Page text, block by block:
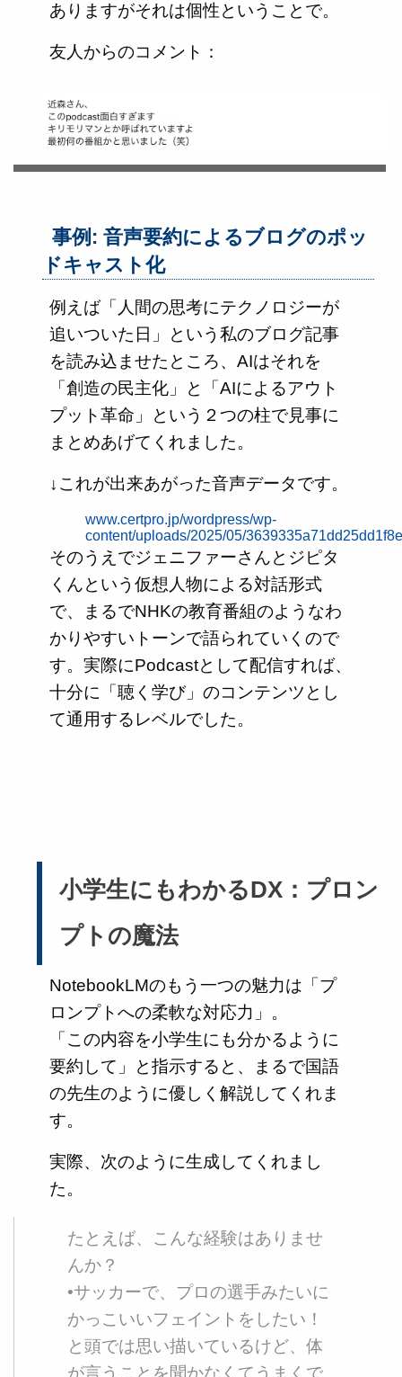
ありますがそれは個性ということで。
友人からのコメント：
事例: 音声要約によるブログのポッ
ドキャスト化
例えば「人間の思考にテクノロジーが
追いついた日」という私のブログ記事
を読み込ませたところ、AIはそれを
「創造の民主化」と「AIによるアウト
プット革命」という２つの柱で見事に
まとめあげてくれました。
↓これが出来あがった音声データです。
www.certpro.jp/wordpress/wp-
content/uploads/2025/05/
そのうえでジェニファーさんとジピタ
くんという仮想人物による対話形式
で、まるでNHKの教育番組のようなわ
かりやすいトーンで語られていくので
す。実際にPodcastとして配信すれば、
十分に「聴く学び」のコンテンツとし
て通用するレベルでした。
小学生にもわかるDX：プロン
プトの魔法
NotebookLMのもう一つの魅力は「プ
ロンプトへの柔軟な対応力」。
「この内容を小学生にも分かるように
要約して」と指示すると、まるで国語
の先生のように優しく解説してくれま
す。
実際、次のように生成してくれまし
た。
たとえば、こんな経験はありませ
んか？
•サッカーで、プロの選手みたいに
かっこいいフェイントをしたい！
と頭では思い描いているけど、体
が言うことを聞かなくてうまくで